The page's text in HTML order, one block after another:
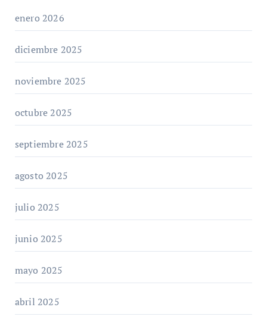
enero 2026
diciembre 2025
noviembre 2025
octubre 2025
septiembre 2025
agosto 2025
julio 2025
junio 2025
mayo 2025
abril 2025